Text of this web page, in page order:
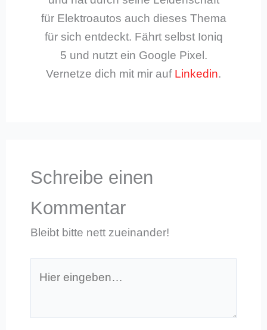
für Elektroautos auch dieses Thema
für sich entdeckt. Fährt selbst Ioniq
5 und nutzt ein Google Pixel.
Vernetze dich mit mir auf Linkedin.
Schreibe einen
Kommentar
Bleibt bitte nett zueinander!
eingeben…